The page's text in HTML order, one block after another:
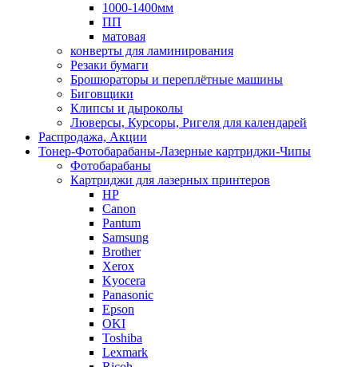
1000-1400мм
ПП
матовая
конверты для ламинирования
Резаки бумаги
Брошюраторы и переплётные машины
Биговщики
Клипсы и дыроколы
Люверсы, Курсоры, Ригеля для календарей
Распродажа, Акции
Тонер-Фотобарабаны-Лазерные картриджи-Чипы
Фотобарабаны
Картриджи для лазерных принтеров
HP
Canon
Pantum
Samsung
Brother
Xerox
Kyocera
Panasonic
Epson
OKI
Toshiba
Lexmark